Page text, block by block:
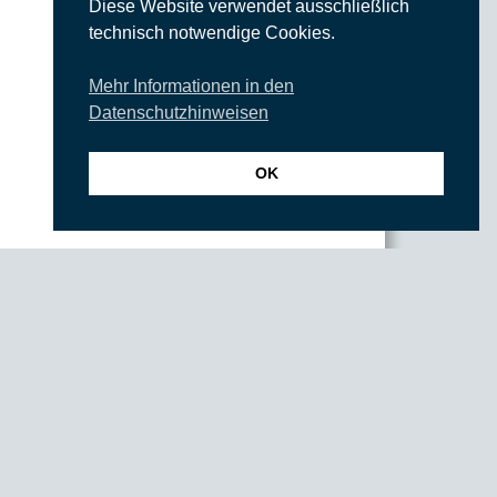
Diese Website verwendet ausschließlich
technisch notwendige Cookies.
Mehr Informationen in den
Datenschutzhinweisen
OK